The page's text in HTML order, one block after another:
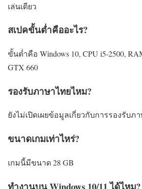
เล่นเดียว
สเปคขั้นต่ำคืออะไร?
ขั้นต่ำคือ Windows 10, CPU i5-2500,
GTX 660
รองรับภาษาไทยไหม?
ยังไม่เปิดเผยข้อมูลเกี่ยวกับการรองรับภ
ขนาดเกมเท่าไหร่?
เกมนี้มีขนาด 28 GB
ทำงานบน Windows 10/11 ได้ไหม?